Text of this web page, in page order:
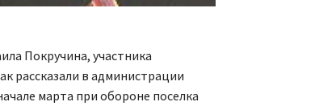
Покручина, участника
рассказали в администрации
марта при обороне поселка